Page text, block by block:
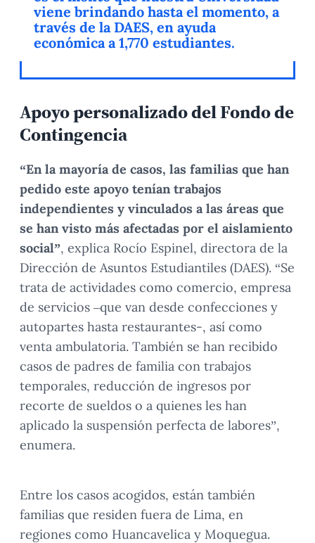
viene brindando hasta el momento, a
través de la DAES, en ayuda
económica a 1,770 estudiantes.
Apoyo personalizado del Fondo de
Contingencia
“En la mayoría de casos, las familias que han
pedido este apoyo tenían trabajos
independientes y vinculados a las áreas que
se han visto más afectadas por el aislamiento
social”, explica Rocío Espinel, directora de la
Dirección de Asuntos Estudiantiles (DAES). “Se
trata de actividades como comercio, empresa
de servicios –que van desde confecciones y
autopartes hasta restaurantes-, así como
venta ambulatoria. También se han recibido
casos de padres de familia con trabajos
temporales, reducción de ingresos por
recorte de sueldos o a quienes les han
aplicado la suspensión perfecta de labores”,
enumera.
Entre los casos acogidos, están también
familias que residen fuera de Lima, en
regiones como Huancavelica y Moquegua.